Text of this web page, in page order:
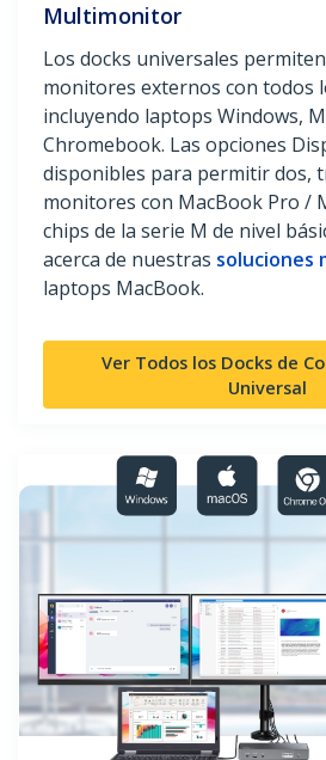
Multimonitor
Los docks universales
monitores externos con todos
incluyendo laptops Windows,
Chromebook. Las opciones
disponibles para permitir dos,
monitores con MacBook Pro /
chips de la serie M de nivel
acerca de nuestras soluciones
laptops MacBook.
Ver Todos los Docks de
Universal